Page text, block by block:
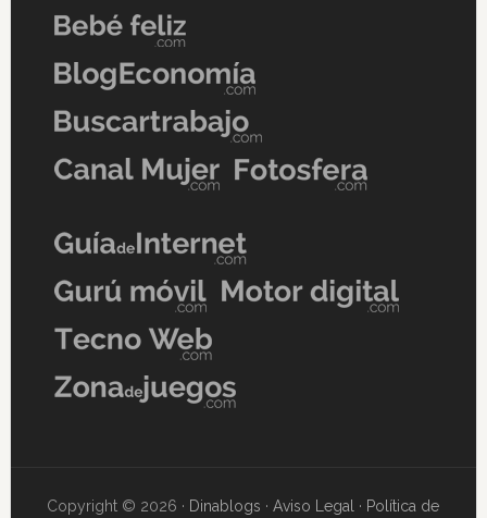
Copyright © 2026 · Dinablogs ·Aviso Legal · Política de